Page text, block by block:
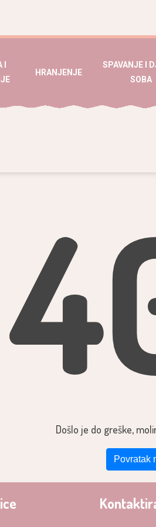
HRANJENJE
SPAVANJE I
SOBA
Došlo je do greške,
Povratak